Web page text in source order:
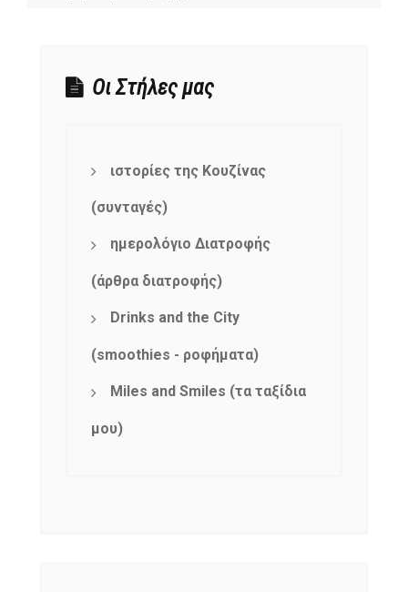
Οι Στήλες μας
ιστορίες της Κουζίνας
(συνταγές)
ημερολόγιο Διατροφής
(άρθρα διατροφής)
Drinks and the City
(smoothies - ροφήματα)
Miles and Smiles (τα ταξίδια
μου)